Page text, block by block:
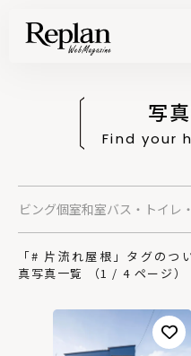
写
Find your
リビング個室和室バス・トイレ
「# 片流れ屋根」タグのつ
真写真一覧 （1 / 4 ページ）